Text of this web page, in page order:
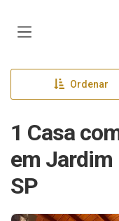
Ordenar
1 Casa
em Jardim
SP